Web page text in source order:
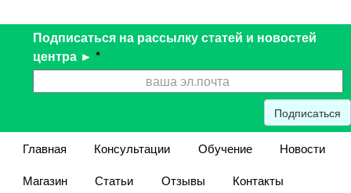
Подписаться на рассылку статей и новостей
центра ► *
Подписаться
Главная Консультации Обучение
Новости
Магазин
Статьи Отзывы
Контакты